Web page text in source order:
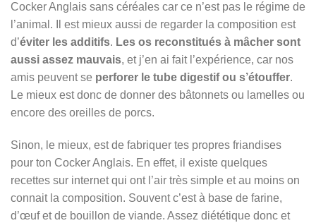
Cocker Anglais sans céréales car ce n’est pas le régime de
l’animal. Il est mieux aussi de regarder la composition est
d’éviter les additifs. Les os reconstitués à mâcher sont
aussi assez mauvais, et j’en ai fait l’expérience, car nos
amis peuvent se perforer le tube digestif ou s’étouffer.
Le mieux est donc de donner des bâtonnets ou lamelles ou
encore des oreilles de porcs.
Sinon, le mieux, est de fabriquer tes propres friandises
pour ton Cocker Anglais. En effet, il existe quelques
recettes sur internet qui ont l’air très simple et au moins on
connait la composition. Souvent c’est à base de farine,
d’œuf et de bouillon de viande. Assez diététique donc et